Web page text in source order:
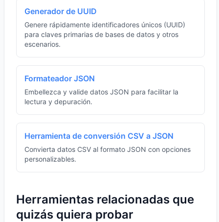
Generador de UUID
Genere rápidamente identificadores únicos (UUID)
para claves primarias de bases de datos y otros
escenarios.
Formateador JSON
Embellezca y valide datos JSON para facilitar la
lectura y depuración.
Herramienta de conversión CSV a JSON
Convierta datos CSV al formato JSON con opciones
personalizables.
Herramientas relacionadas que
quizás quiera probar